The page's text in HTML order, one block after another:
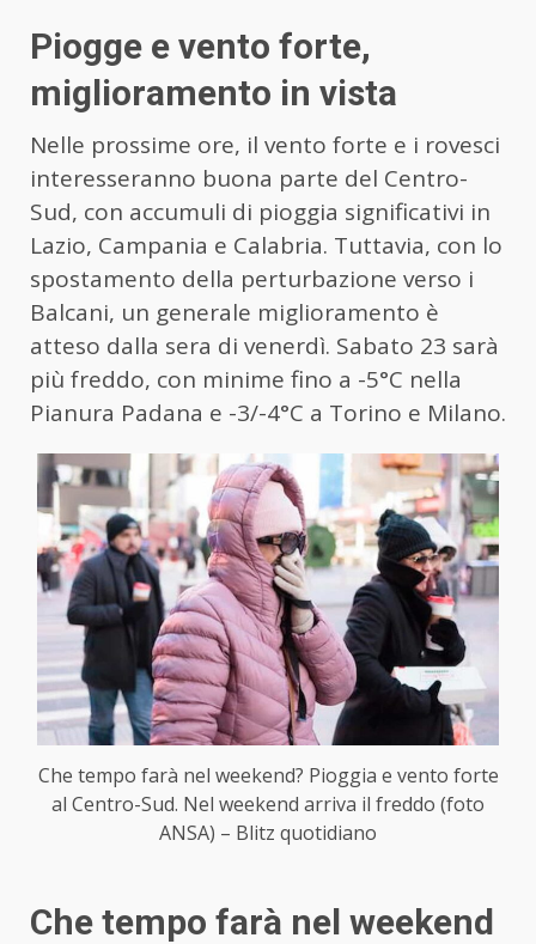
Piogge e vento forte,
miglioramento in vista
Nelle prossime ore, il vento forte e i rovesci
interesseranno buona parte del Centro-
Sud, con accumuli di pioggia significativi in
Lazio, Campania e Calabria. Tuttavia, con lo
spostamento della perturbazione verso i
Balcani, un generale miglioramento è
atteso dalla sera di venerdì. Sabato 23 sarà
più freddo, con minime fino a -5°C nella
Pianura Padana e -3/-4°C a Torino e Milano.
Che tempo farà nel weekend? Pioggia e vento forte
al Centro-Sud. Nel weekend arriva il freddo (foto
ANSA) – Blitz quotidiano
Che tempo farà nel weekend